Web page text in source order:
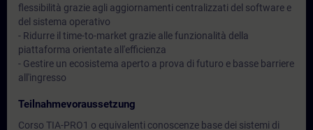
flessibilità grazie agli aggiornamenti centralizzati del software e
del sistema operativo
- Ridurre il time-to-market grazie alle funzionalità della
piattaforma orientate all'efficienza
- Gestire un ecosistema aperto a prova di futuro e basse barriere
all'ingresso
Teilnahmevoraussetzung
Corso TIA-PRO1 o equivalenti conoscenze base dei sistemi di